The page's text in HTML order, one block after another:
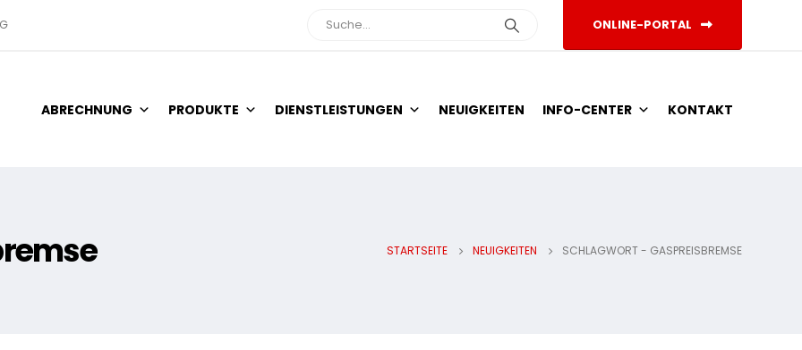
Suche ONLINE-PORTAL
ABRECHNUNG PRODUKTE DIENSTLEISTUNGEN NEUIGKEITEN INFO-CENTER KONTAKT
STARTSEITE NEUIGKEITEN SCHLAGWORT - GASPREISBREMSE